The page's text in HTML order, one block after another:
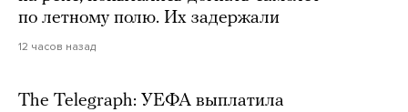
по летному полю. Их задержали
12 часов назад
The Telegraph: УЕФА выплатила